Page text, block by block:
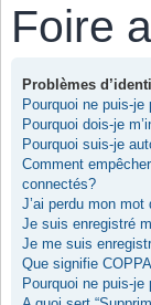
Foire
Problèmes
Pourquoi ne puis-
Pourquoi dois-je
Pourquoi suis-je
Comment
connectés?
J’ai perdu mon mot
Je suis enregistré
Je me suis
Que signifie
Pourquoi ne puis-je